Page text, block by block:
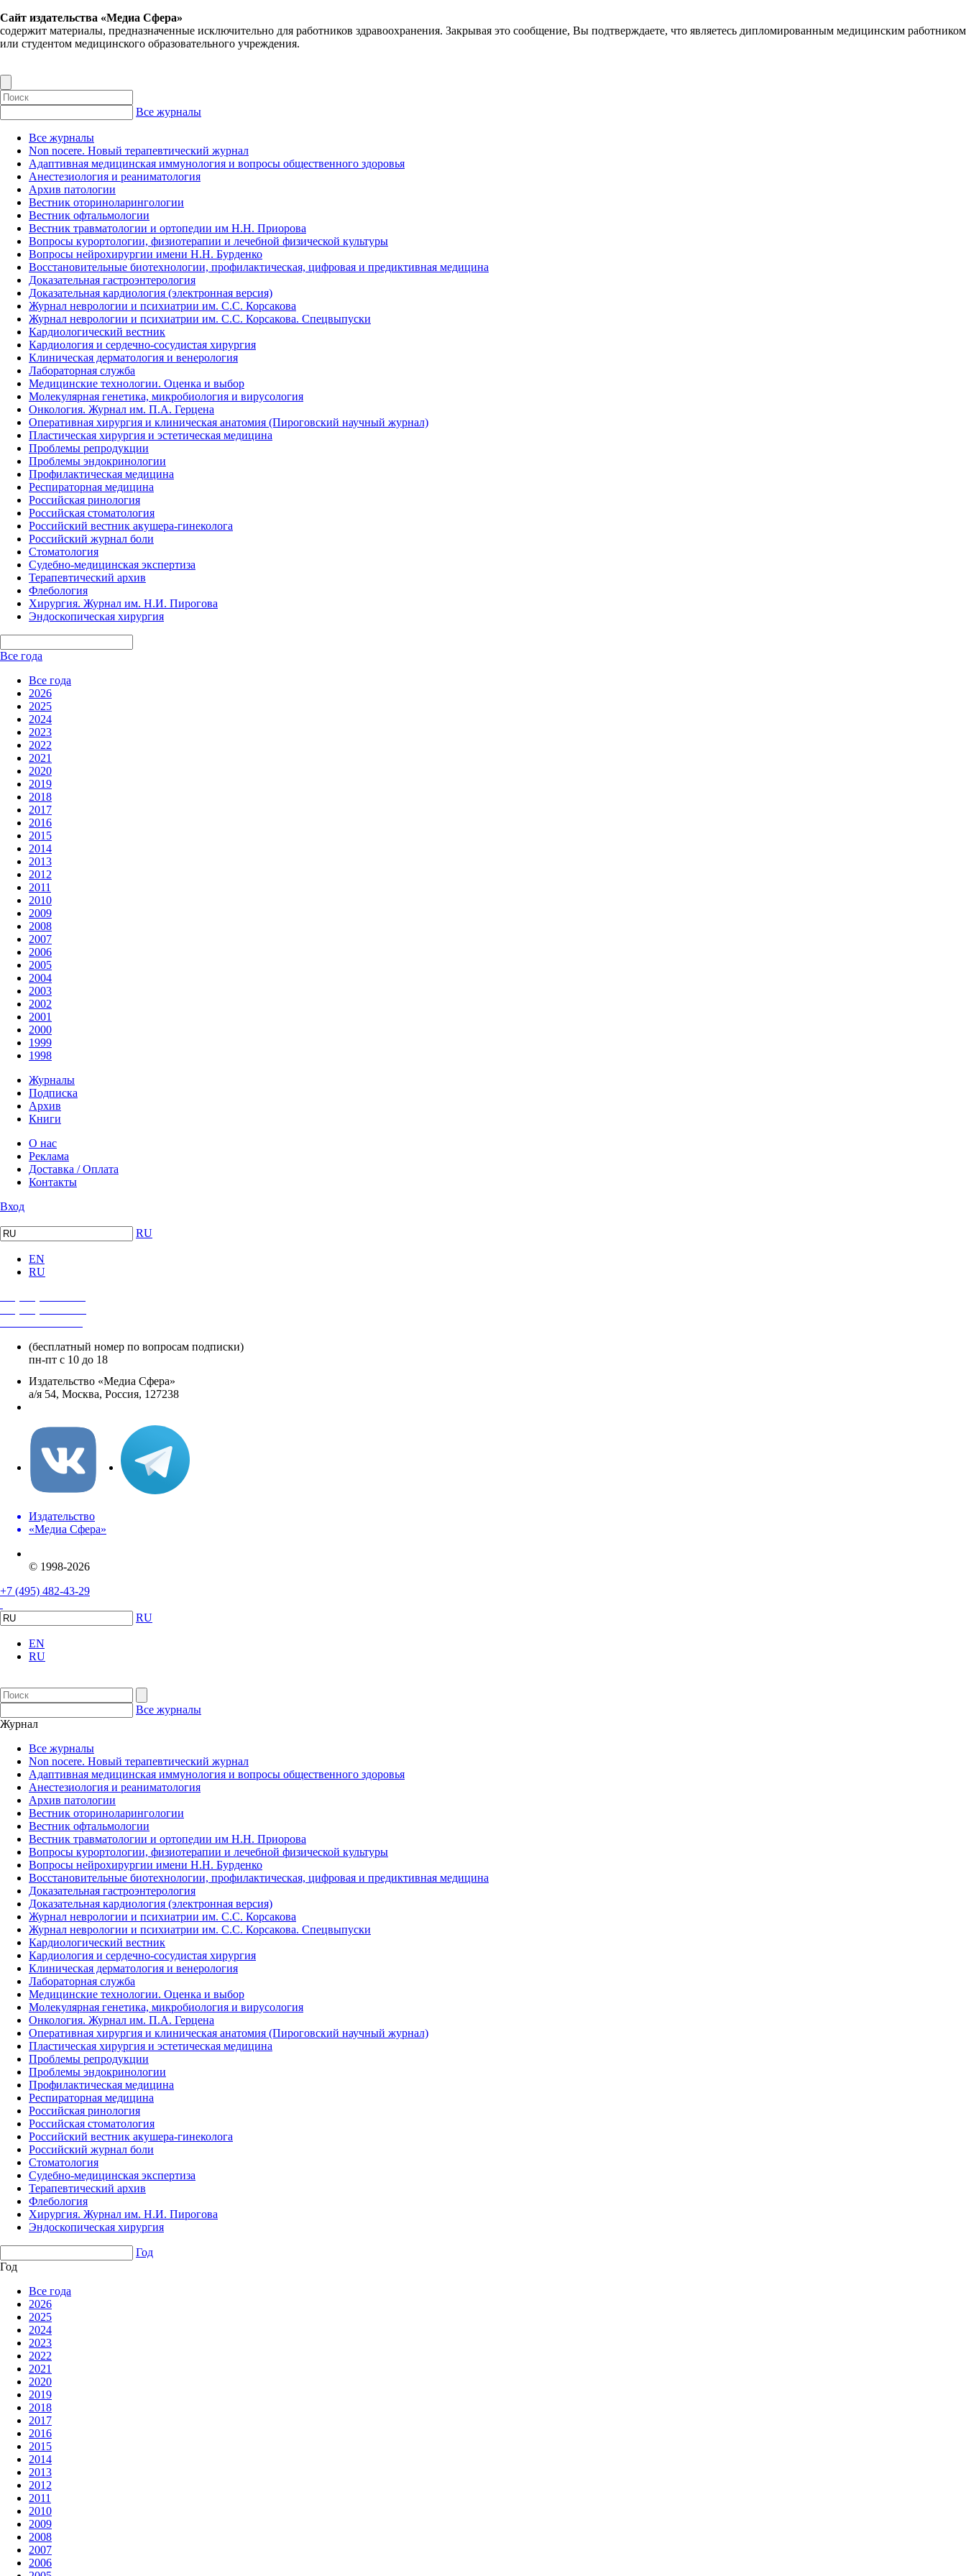
Сайт издательства «Медиа Сфера»
содержит материалы, предназначенные исключительно для работников здравоохранения. Закрывая это сообщение, Вы подтверждаете, что являетесь дипломированным медицинским работником
или студентом медицинского образовательного учреждения.
Все журналы
Все журналы
Non nocere. Новый терапевтический журнал
Адаптивная медицинская иммунология и вопросы общественного здоровья
Анестезиология и реаниматология
Архив патологии
Вестник оториноларингологии
Вестник офтальмологии
Вестник травматологии и ортопедии им Н.Н. Приорова
Вопросы курортологии, физиотерапии и лечебной физической культуры
Вопросы нейрохирургии имени Н.Н. Бурденко
Восстановительные биотехнологии, профилактическая, цифровая и предиктивная медицина
Доказательная гастроэнтерология
Доказательная кардиология (электронная версия)
Журнал неврологии и психиатрии им. С.С. Корсакова
Журнал неврологии и психиатрии им. С.С. Корсакова. Спецвыпуски
Кардиологический вестник
Кардиология и сердечно-сосудистая хирургия
Клиническая дерматология и венерология
Лабораторная служба
Медицинские технологии. Оценка и выбор
Молекулярная генетика, микробиология и вирусология
Онкология. Журнал им. П.А. Герцена
Оперативная хирургия и клиническая анатомия (Пироговский научный журнал)
Пластическая хирургия и эстетическая медицина
Проблемы репродукции
Проблемы эндокринологии
Профилактическая медицина
Респираторная медицина
Российская ринология
Российская стоматология
Российский вестник акушера-гинеколога
Российский журнал боли
Стоматология
Судебно-медицинская экспертиза
Терапевтический архив
Флебология
Хирургия. Журнал им. Н.И. Пирогова
Эндоскопическая хирургия
Все года
Все года
2026
2025
2024
2023
2022
2021
2020
2019
2018
2017
2016
2015
2014
2013
2012
2011
2010
2009
2008
2007
2006
2005
2004
2003
2002
2001
2000
1999
1998
Журналы
Подписка
Архив
Книги
О нас
Реклама
Доставка / Оплата
Контакты
Вход
RU
EN
RU
(бесплатный номер по вопросам подписки)
пн-пт с 10 до 18
Издательство «Медиа Сфера»
а/я 54, Москва, Россия, 127238
Издательство
«Медиа Сфера»
© 1998-2026
+7 (495) 482-43-29
RU
EN
RU
Все журналы
Журнал
Все журналы
Non nocere. Новый терапевтический журнал
Адаптивная медицинская иммунология и вопросы общественного здоровья
Анестезиология и реаниматология
Архив патологии
Вестник оториноларингологии
Вестник офтальмологии
Вестник травматологии и ортопедии им Н.Н. Приорова
Вопросы курортологии, физиотерапии и лечебной физической культуры
Вопросы нейрохирургии имени Н.Н. Бурденко
Восстановительные биотехнологии, профилактическая, цифровая и предиктивная медицина
Доказательная гастроэнтерология
Доказательная кардиология (электронная версия)
Журнал неврологии и психиатрии им. С.С. Корсакова
Журнал неврологии и психиатрии им. С.С. Корсакова. Спецвыпуски
Кардиологический вестник
Кардиология и сердечно-сосудистая хирургия
Клиническая дерматология и венерология
Лабораторная служба
Медицинские технологии. Оценка и выбор
Молекулярная генетика, микробиология и вирусология
Онкология. Журнал им. П.А. Герцена
Оперативная хирургия и клиническая анатомия (Пироговский научный журнал)
Пластическая хирургия и эстетическая медицина
Проблемы репродукции
Проблемы эндокринологии
Профилактическая медицина
Респираторная медицина
Российская ринология
Российская стоматология
Российский вестник акушера-гинеколога
Российский журнал боли
Стоматология
Судебно-медицинская экспертиза
Терапевтический архив
Флебология
Хирургия. Журнал им. Н.И. Пирогова
Эндоскопическая хирургия
Год
Год
Все года
2026
2025
2024
2023
2022
2021
2020
2019
2018
2017
2016
2015
2014
2013
2012
2011
2010
2009
2008
2007
2006